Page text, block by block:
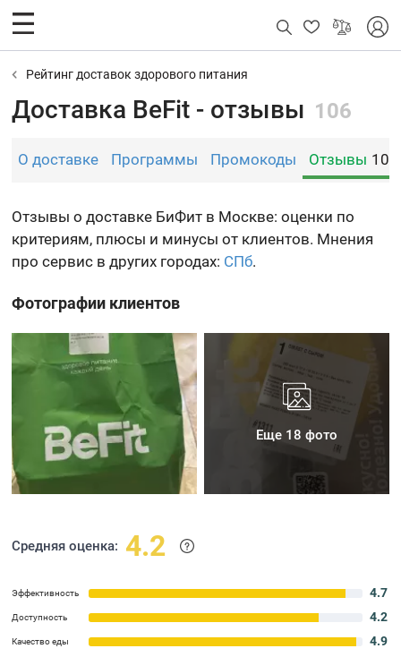
Рейтинг доставок здорового питания
Доставка BeFit - отзывы 106
О доставке Программы Промокоды Отзывы 104
Отзывы о доставке БиФит в Москве: оценки по
критериям, плюсы и минусы от клиентов. Мнения
про сервис в других городах: СПб.
Фотографии клиентов
Еще 18 фото
Средняя оценка: 4.2
Эффективность 4.7
Доступность 4.2
Качество еды 4.9